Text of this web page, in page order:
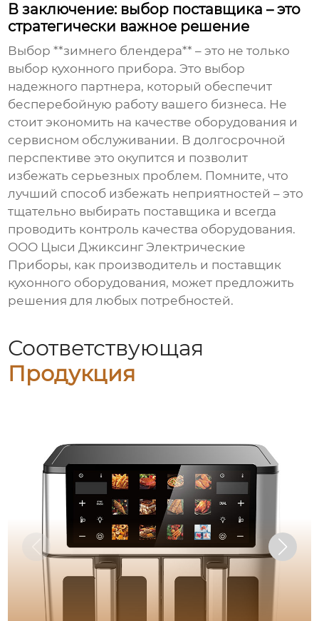
В заключение: выбор поставщика – это
стратегически важное решение
Выбор **зимнего блендера** – это не только
выбор кухонного прибора. Это выбор
надежного партнера, который обеспечит
бесперебойную работу вашего бизнеса. Не
стоит экономить на качестве оборудования и
сервисном обслуживании. В долгосрочной
перспективе это окупится и позволит
избежать серьезных проблем. Помните, что
лучший способ избежать неприятностей – это
тщательно выбирать поставщика и всегда
проводить контроль качества оборудования.
ООО Цыси Джиксинг Электрические
Приборы, как производитель и поставщик
кухонного оборудования, может предложить
решения для любых потребностей.
Соответствующая
Продукция